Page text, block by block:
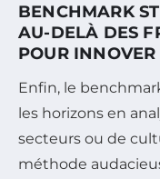
BENCHMARK
AU-DELÀ DES
POUR INNOVER
Enfin, le
les horizons en
secteurs ou de
méthode